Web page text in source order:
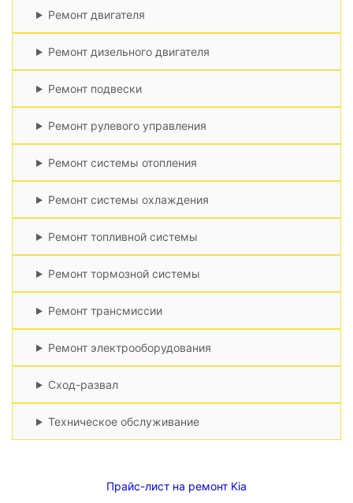
Ремонт двигателя
Ремонт дизельного двигателя
Ремонт подвески
Ремонт рулевого управления
Ремонт системы отопления
Ремонт системы охлаждения
Ремонт топливной системы
Ремонт тормозной системы
Ремонт трансмиссии
Ремонт электрооборудования
Сход-развал
Техническое обслуживание
Прайс-лист на ремонт Kia